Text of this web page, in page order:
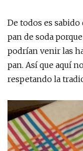
De todos es
pan de soda
podrían venir las
pan. Así que aquí
respetando la